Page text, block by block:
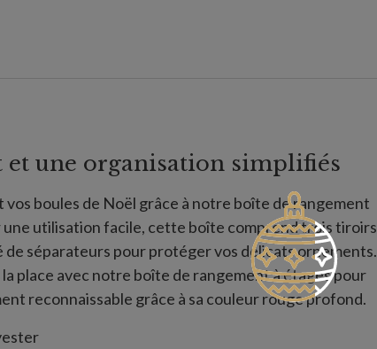
et une organisation simplifiés
vos boules de Noël grâce à notre boîte de rangement
une utilisation facile, cette boîte comprend trois tiroirs
de séparateurs pour protéger vos délicats ornements.
place avec notre boîte de rangement à étages pour
reconnaissable grâce à sa couleur rouge profond.